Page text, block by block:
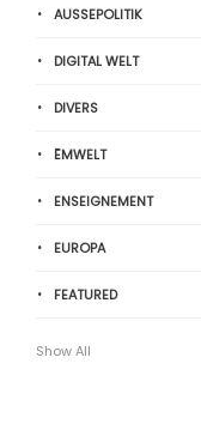
AUSSEPOLITIK
DIGITAL WELT
DIVERS
ËMWELT
ENSEIGNEMENT
EUROPA
FEATURED
Show All